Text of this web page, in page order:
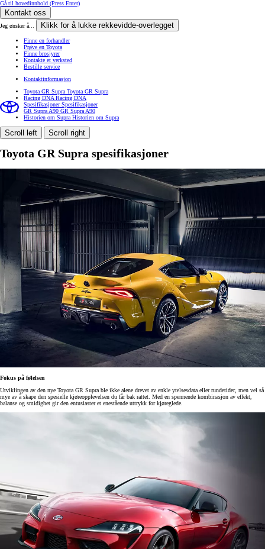
Gå til hovedinnhold (Press Enter)
Kontakt oss
Jeg ønsker å... Klikk for å lukke rekkevidde-overlegget
Finne en forhandler
Prøve en Toyota
Finne brosjyrer
Kontakte et verksted
Bestille service
Kontaktinformasjon
Toyota GR Supra Toyota GR Supra
Racing DNA Racing DNA
SpesifikasjonerSpesifikasjoner
GR Supra A90 GR Supra A90
Historien om Supra Historien om Supra
Scroll left Scroll right
Toyota GR Supra spesifikasjoner
Fokus på følelsen
Utviklingen av den nye Toyota GR Supra ble ikke alene drevet av enkle ytelsesdata eller rundetider, men vel så
mye av å skape den spesielle kjøreopplevelsen du får bak rattet. Med en spennende kombinasjon av effekt,
balanse og smidighet gir den entusiaster et enestående uttrykk for kjøreglede.